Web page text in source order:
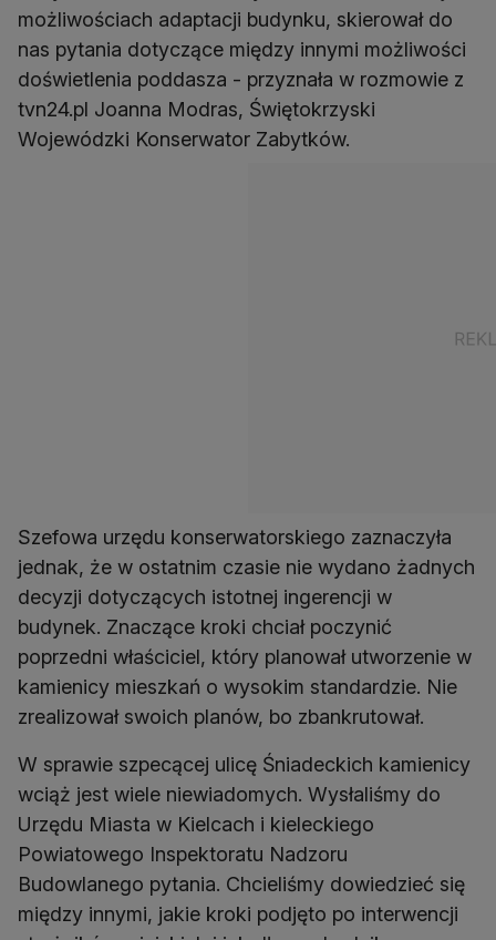
możliwościach adaptacji budynku, skierował do
nas pytania dotyczące między innymi możliwości
doświetlenia poddasza - przyznała w rozmowie z
tvn24.pl Joanna Modras, Świętokrzyski
Wojewódzki Konserwator Zabytków.
Szefowa urzędu konserwatorskiego zaznaczyła
jednak, że w ostatnim czasie nie wydano żadnych
decyzji dotyczących istotnej ingerencji w
budynek. Znaczące kroki chciał poczynić
poprzedni właściciel, który planował utworzenie w
kamienicy mieszkań o wysokim standardzie. Nie
zrealizował swoich planów, bo zbankrutował.
W sprawie szpecącej ulicę Śniadeckich kamienicy
wciąż jest wiele niewiadomych. Wysłaliśmy do
Urzędu Miasta w Kielcach i kieleckiego
Powiatowego Inspektoratu Nadzoru
Budowlanego pytania. Chcieliśmy dowiedzieć się
między innymi, jakie kroki podjęto po interwencji